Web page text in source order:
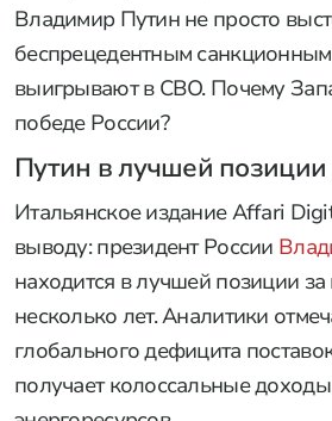
Владимир Путин не просто
беспрецедентным
выигрывают в СВО. Почему
победе России?
Путин в лучшей позиции
Итальянское издание Affari
выводу: президент России
находится в лучшей позиции
несколько лет. Аналитики
глобального дефицита
получает колоссальные доходы